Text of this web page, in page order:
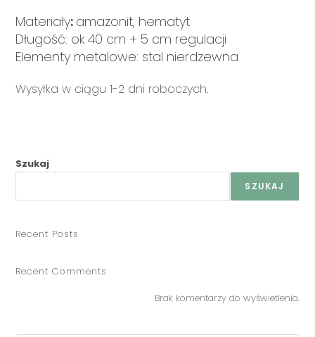
Materiały: amazonit, hematyt
Długość: ok 40 cm + 5 cm regulacji
Elementy metalowe: stal nierdzewna
Wysyłka w ciągu 1-2 dni roboczych.
Szukaj
SZUKAJ
Recent Posts
Recent Comments
Brak komentarzy do wyświetlenia.